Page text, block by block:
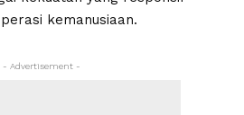
kemanusiaan.
- Advertisement -